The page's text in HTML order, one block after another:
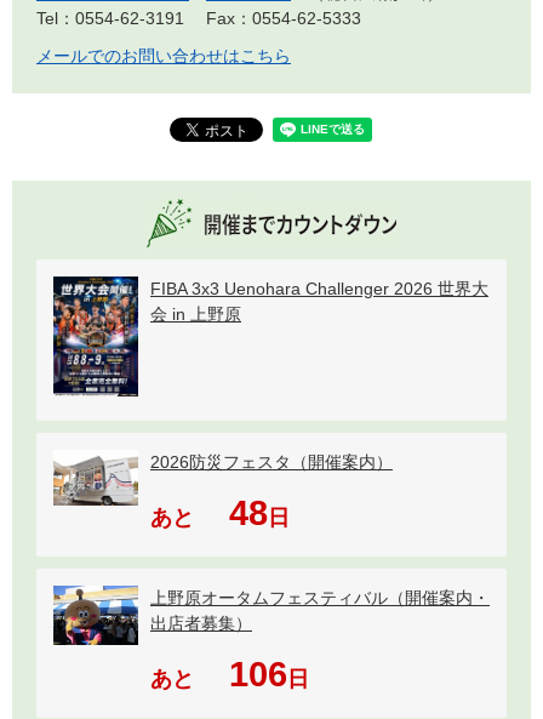
Tel：0554-62-3191
Fax：0554-62-5333
メールでのお問い合わせはこちら
FIBA 3x3 Uenohara Challenger 2026 世界大
会 in 上野原
2026防災フェスタ（開催案内）
あと 48日
上野原オータムフェスティバル（開催案内・
出店者募集）
あと 106 日